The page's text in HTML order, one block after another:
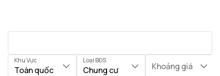
Khu Vực
Toàn quốc
Loại BĐS
Chung cư Khoảng giá